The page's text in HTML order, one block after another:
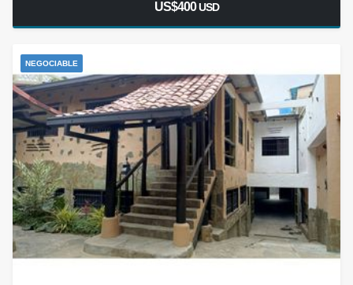
US$400USD
NEGOCIABLE